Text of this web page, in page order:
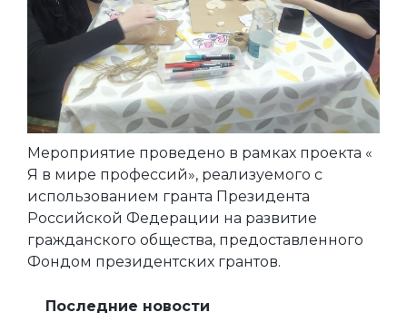
Мероприятие проведено в рамках проекта «
Я в мире профессий», реализуемого с
использованием гранта Президента
Российской Федерации на развитие
гражданского общества, предоставленного
Фондом президентских грантов.
Последние новости